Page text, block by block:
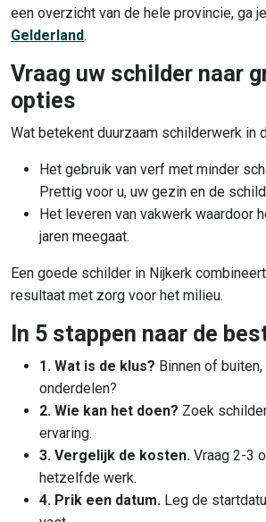
een overzicht van de hele provincie, ga
Gelderland.
Vraag uw schilder naar
opties
Wat betekent duurzaam schilderwerk in
Het gebruik van verf met minder
Prettig voor u, uw gezin en de
Het leveren van vakwerk waardoor
jaren meegaat.
Een goede schilder in Nijkerk
resultaat met zorg voor het milieu.
In 5 stappen naar de
1. Wat is de klus? Binnen of
onderdelen?
2. Wie kan het doen? Zoek
ervaring.
3. Vergelijk de kosten. Vraag 2-3
hetzelfde werk.
4. Prik een datum. Leg de